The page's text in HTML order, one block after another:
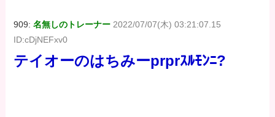
909:名無しのトレーナー 2022/07/07(木) 03:21:07.15
ID:cDjNEFxv0
テイオーのはちみーprprｽﾙﾓﾝﾆ?